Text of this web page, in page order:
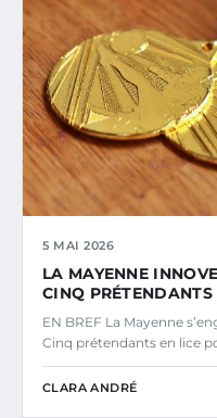
5 MAI 2026
LA MAYENNE
CINQ
EN BREF La Mayenne
Cinq prétendants en lice
CLARA ANDRÉ